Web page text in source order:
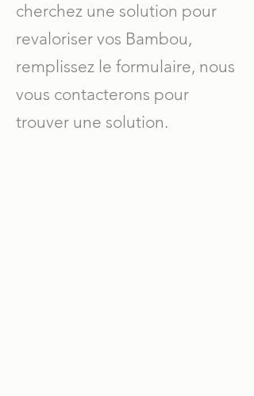
cherchez une solution pour
revaloriser vos Bambou,
remplissez le formulaire, nous
vous contacterons pour
trouver une solution.